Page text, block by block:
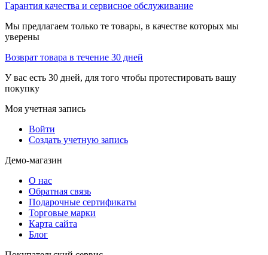
Гарантия качества и сервисное обслуживание
Мы предлагаем только те товары, в качестве которых мы
уверены
Возврат товара в течение 30 дней
У вас есть 30 дней, для того чтобы протестировать вашу
покупку
Моя учетная запись
Войти
Создать учетную запись
Демо-магазин
О нас
Обратная связь
Подарочные сертификаты
Торговые марки
Карта сайта
Блог